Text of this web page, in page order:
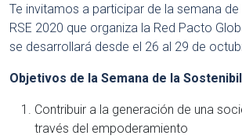
Te invitamos a participar de la semana
RSE 2020 que organiza la Red Pacto
se desarrollará desde el 26 al 29 de
Objetivos de la Semana de la
Contribuir a la generación de una
través del empoderamiento